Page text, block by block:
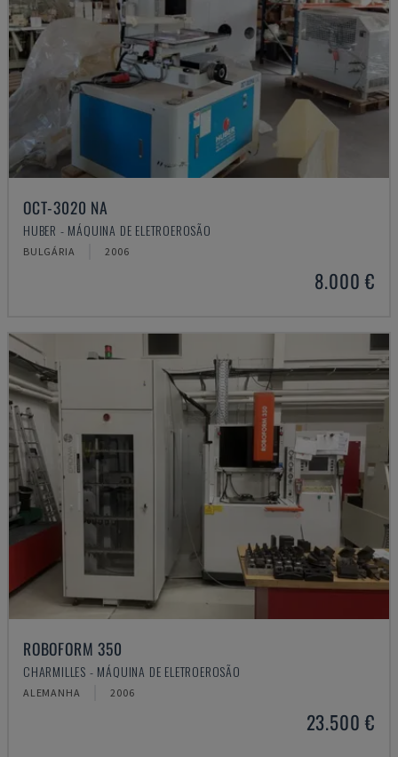
OCT-3020 NA
HUBER - MÁQUINA DE ELETROEROSÃO
BULGÁRIA 2006
8.000 €
ROBOFORM 350
CHARMILLES - MÁQUINA DE ELETROEROSÃO
ALEMANHA 2006
23.500 €